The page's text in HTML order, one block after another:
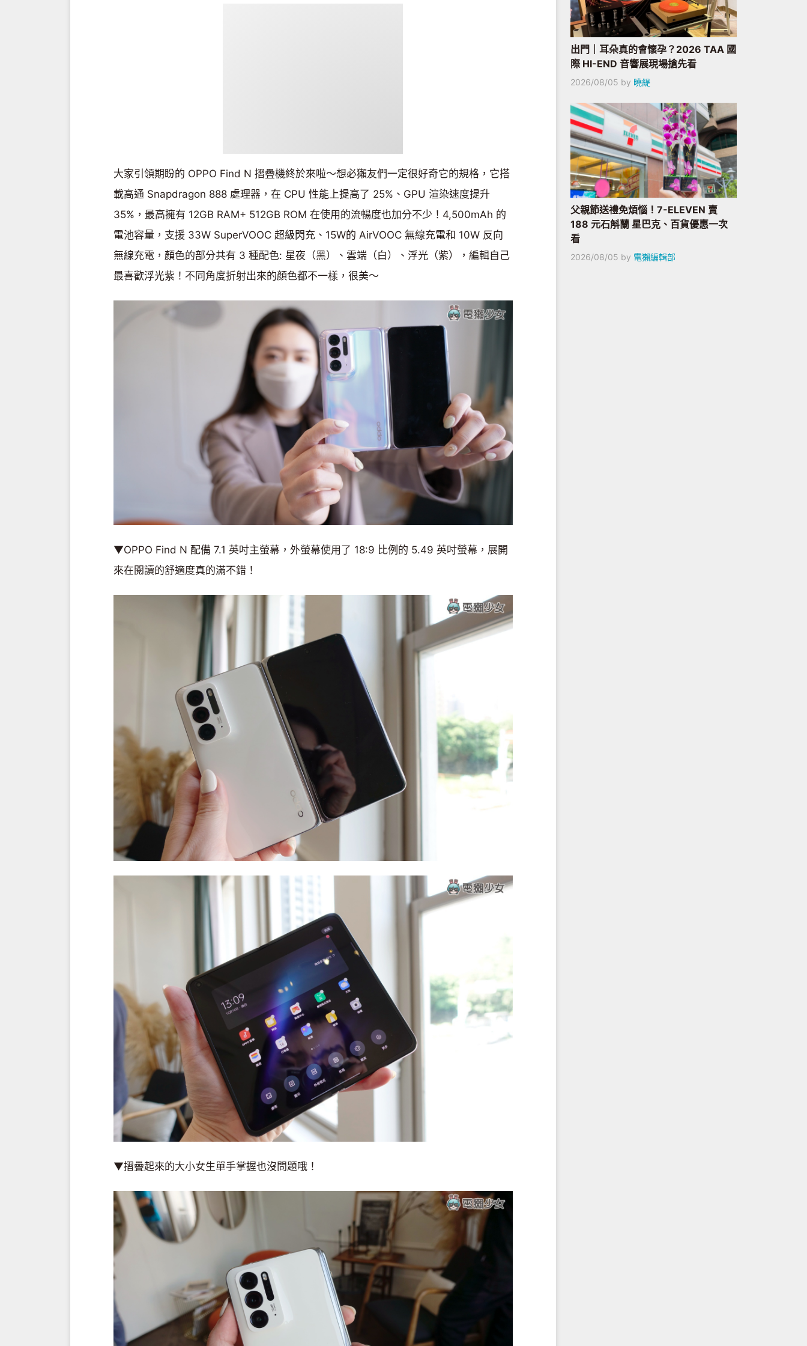
大家引領期盼的 OPPO Find N 摺疊機終於來啦～想必獺友們一定很好奇它的規格，它搭
載高通 Snapdragon 888 處理器，在 CPU 性能上提高了 25%、GPU 渲染速度提升
35%，最高擁有 12GB RAM+ 512GB ROM 在使用的流暢度也加分不少！4,500mAh 的
電池容量，支援 33W SuperVOOC 超級閃充、15W的 AirVOOC 無線充電和 10W 反向
無線充電，顏色的部分共有 3 種配色: 星夜（黑）、雲端（白）、浮光（紫），編輯自己
最喜歡浮光紫！不同角度折射出來的顏色都不一樣，很美～
▼OPPO Find N 配備 7.1 英吋主螢幕，外螢幕使用了 18:9 比例的 5.49 英吋螢幕，展開
來在閱讀的舒適度真的滿不錯！
▼摺疊起來的大小女生單手掌握也沒問題哦！
出門｜耳朵真的會懷孕？2026 TAA 國
際 HI-END 音響展現場搶先看
2026/08/05 by 曉緹
父親節送禮免煩惱！7-ELEVEN 賣
188 元石斛蘭 星巴克、百貨優惠一次
看
2026/08/05 by 電獺編輯部